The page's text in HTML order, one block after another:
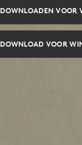
DOWNLOADEN VOOR
DOWNLOAD VOOR